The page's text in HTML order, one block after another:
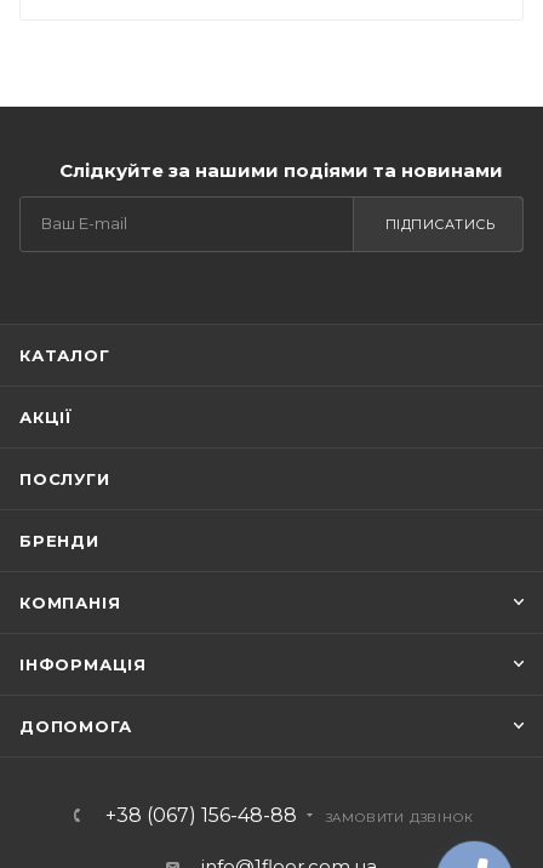
Слідкуйте за нашими подіями та новинами
ПІДПИСАТИСЬ
КАТАЛОГ
АКЦІЇ
ПОСЛУГИ
БРЕНДИ
КОМПАНІЯ
ІНФОРМАЦІЯ
ДОПОМОГА
+38 (067) 156-48-88 ЗАМОВИТИ ДЗВІНОК